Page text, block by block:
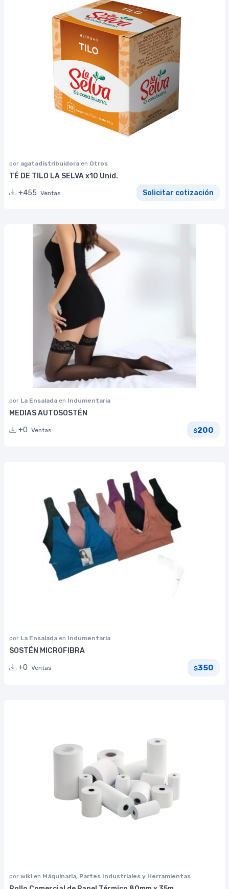
por agatadistribuidora en Otros
TÉ DE TILO LA SELVA x10 Unid.
+455 Ventas Solicitar cotización
por La Ensalada en Indumentaria
MEDIAS AUTOSOSTÉN
+0 Ventas $200
por La Ensalada en Indumentaria
SOSTÉN MICROFIBRA
+0 Ventas $350
por wiki en Máquinaria, Partes Industriales y Herramientas